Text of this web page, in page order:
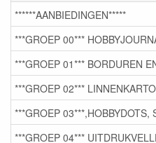
******AANBIEDINGEN*****
***GROEP 00***
***GROEP 01*** BORDUREN
***GROEP 02***
***GROEP 03***,HOBBYDOTS,
***GROEP 04***